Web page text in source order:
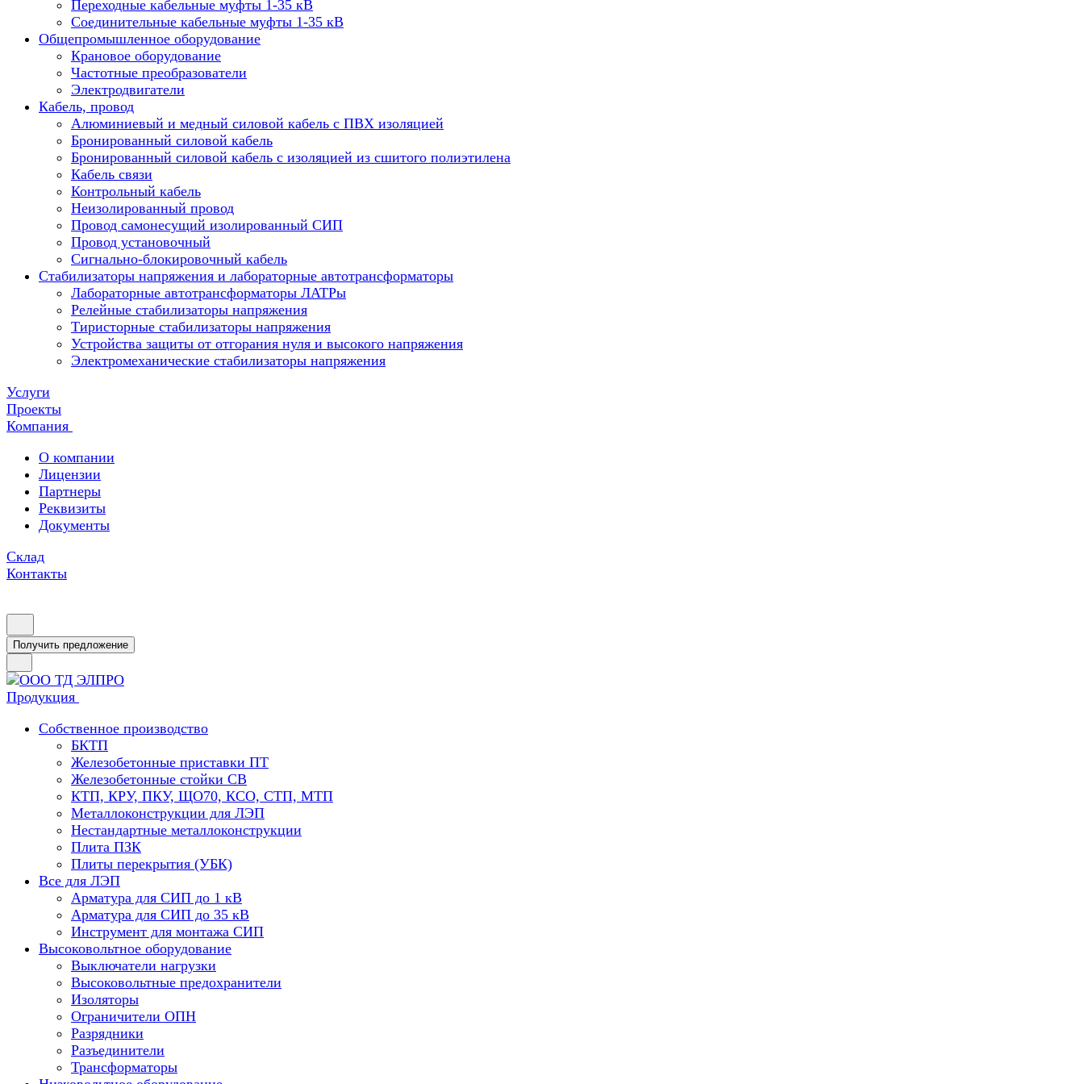
Переходные кабельные муфты 1-35 кВ
Соединительные кабельные муфты 1-35 кВ
Общепромышленное оборудование
Крановое оборудование
Частотные преобразователи
Электродвигатели
Кабель, провод
Алюминиевый и медный силовой кабель с ПВХ изоляцией
Бронированный силовой кабель
Бронированный силовой кабель с изоляцией из сшитого полиэтилена
Кабель связи
Контрольный кабель
Неизолированный провод
Провод самонесущий изолированный СИП
Провод установочный
Сигнально-блокировочный кабель
Стабилизаторы напряжения и лабораторные автотрансформаторы
Лабораторные автотрансформаторы ЛАТРы
Релейные стабилизаторы напряжения
Тиристорные стабилизаторы напряжения
Устройства защиты от отгорания нуля и высокого напряжения
Электромеханические стабилизаторы напряжения
Услуги
Проекты
Компания
О компании
Лицензии
Партнеры
Реквизиты
Документы
Склад
Контакты
Получить предложение
Продукция
Собственное производство
БКТП
Железобетонные приставки ПТ
Железобетонные стойки СВ
КТП, КРУ, ПКУ, ЩО70, КСО, СТП, МТП
Металлоконструкции для ЛЭП
Нестандартные металлоконструкции
Плита ПЗК
Плиты перекрытия (УБК)
Все для ЛЭП
Арматура для СИП до 1 кВ
Арматура для СИП до 35 кВ
Инструмент для монтажа СИП
Высоковольтное оборудование
Выключатели нагрузки
Высоковольтные предохранители
Изоляторы
Ограничители ОПН
Разрядники
Разъединители
Трансформаторы